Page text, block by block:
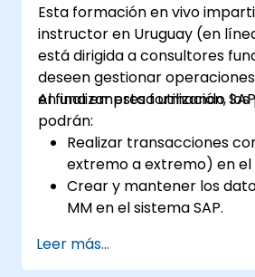
Esta formación en vivo
instructor en Uruguay (en
está dirigida a consultores
deseen gestionar
en una empresa utilizando
Al finalizar esta formación,
podrán:
Realizar transacciones
extremo a extremo) en el
Crear y mantener los
MM en el sistema SAP.
dentro del sistema SAP.
Leer más...